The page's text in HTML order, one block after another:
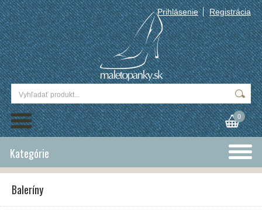
Prihlásenie Registrácia
0
Kategórie
Baleríny